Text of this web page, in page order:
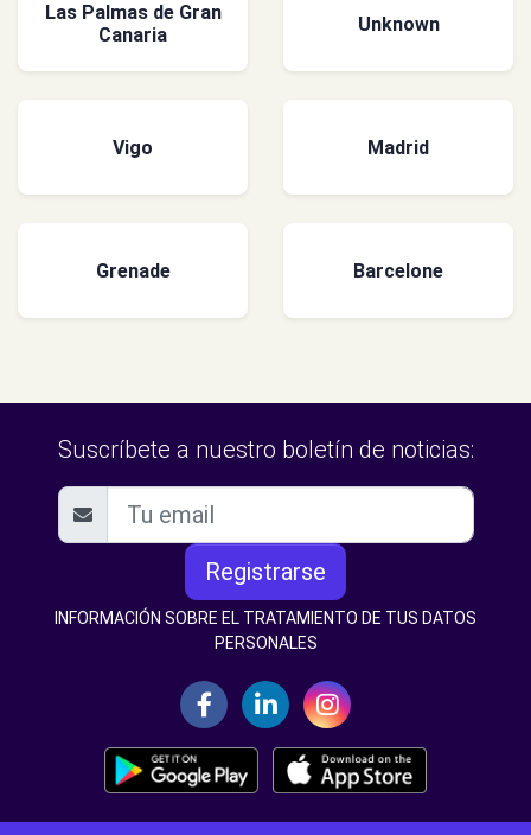
Las Palmas de Gran
Canaria
Unknown
Vigo Madrid
Grenade Barcelone
Suscríbete a nuestro boletín de noticias:
Registrarse
INFORMACIÓN SOBRE EL TRATAMIENTO DE TUS DATOS
PERSONALES